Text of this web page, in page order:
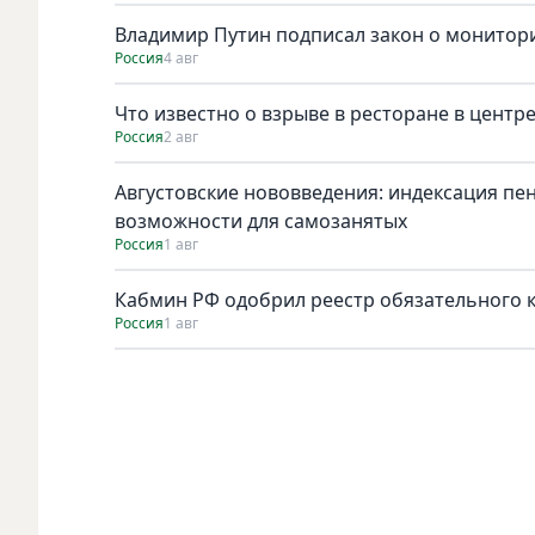
Владимир Путин подписал закон о
Россия4 авг
Что известно о взрыве в ресторане в
Россия2 авг
Августовские нововведения: индексация
возможности для самозанятых
Россия1 авг
Кабмин РФ одобрил реестр обязательного
Россия1 авг